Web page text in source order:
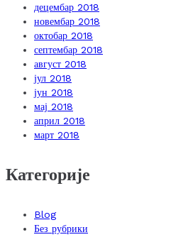
децембар 2018
новембар 2018
октобар 2018
септембар 2018
август 2018
јул 2018
јун 2018
мај 2018
април 2018
март 2018
Категорије
Blog
Без рубрики